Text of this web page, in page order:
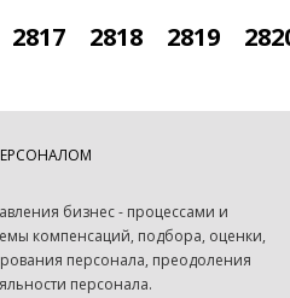
2817 2818 2819
бизнес - процессами и
компенсаций, подбора, оценки,
персонала, преодоления
персонала.